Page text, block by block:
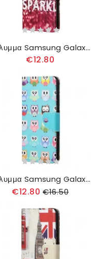
Κάλυμμα Samsung Galaxy A13 5G Διατηρήστε Την Ψυχραιμία Και Τη Λάμψη
€12.80
Κάλυμμα Samsung Galaxy A13 5G Κουκουβάγιες
€12.80 €16.50